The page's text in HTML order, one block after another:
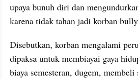
upaya bunuh diri dan
karena tidak tahan jadi korban
Disebutkan, korban mengalami
dipaksa untuk membiayai gaya
biaya semesteran, dugem,